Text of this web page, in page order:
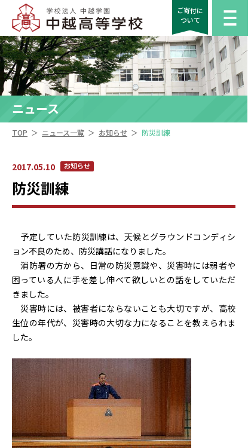
ご寄付に
ついて
ニュース
TOP ＞ ニュース一覧 ＞ お知らせ ＞ 防災訓練
2017.05.10 お知らせ
防災訓練
予定していた防災訓練は、天候とグラウンドコンディシ
ョン不良のため、防災講話になりました。
消防署の方から、日常の防災意識や、災害時には弱者や
困っている人に手を差し伸べて欲しいとの話をしていただ
きました。
災害時には、被害者にならないことも大切ですが、高校
生位の年代が、災害時の大切な力になることを教えられま
した。